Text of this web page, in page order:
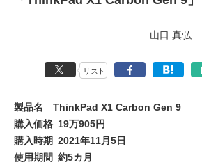
山口 真弘
リスト
製品名
ThinkPad X1 Carbon Gen 9
購入価格 19万905円
購入時期 2021年11月5日
使用期間 約5カ月